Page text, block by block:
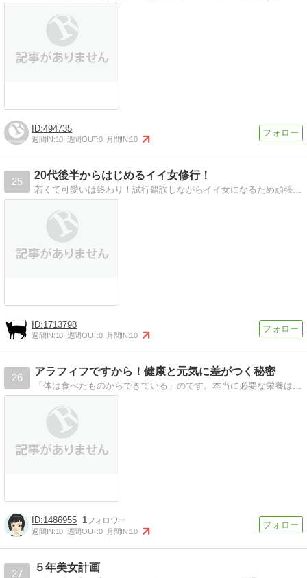
494735
週間IN:10 週間OUT:0 月間IN:10
25
20代後半からはじめるイイ女修行！
若くて可愛いは終わり！試行錯誤しながらイイ女になるため頑張るブログ！コスメ・美容最新情報・ダイエット
1713798
週間IN:10 週間OUT:0 月間IN:10
26
アラフィフですから！健康と元気に差がつく秘密
「体は食べたものからできている」のです。本当に必要な栄養は？ビタミンは？ミネラルは？美容効果を上げるためにも、今から基本を見直してみませんか?
1486955 1
週間IN:10 週間OUT:0 月間IN:10
27
５年美女計画